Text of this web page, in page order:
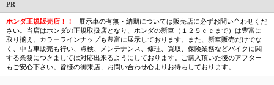
PR
ホンダ正規販売店！！
展示車の有無・納期については販売店に必ずお問い合わせくだ
さい。当店はホンダの正規取扱店となり、ホンダの新車（１２５ｃｃまで）は豊富に
取り揃え、カラーラインナップも豊富に展示しております。また、新車販売だけでな
く、中古車販売も行い、点検、メンテナンス、修理、買取、保険業務などバイクに関
する業務につきましては対応出来るようにしております。ご購入頂いた後のアフター
もご安心下さい。皆様の御来店、お問い合わせ心よりお待ちしております。